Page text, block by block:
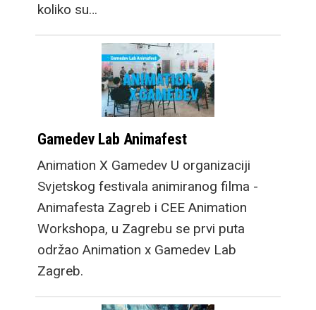
koliko su…
Gamedev Lab Animafest
Animation X Gamedev U organizaciji
Svjetskog festivala animiranog filma -
Animafesta Zagreb i CEE Animation
Workshopa, u Zagrebu se prvi puta
održao Animation x Gamedev Lab
Zagreb.